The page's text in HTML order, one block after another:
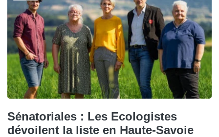
Sénatoriales : Les Ecologistes
dévoilent la liste en Haute-Savoie